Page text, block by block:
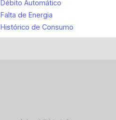
Débito Automático
Falta de Energia
Histórico de Consumo